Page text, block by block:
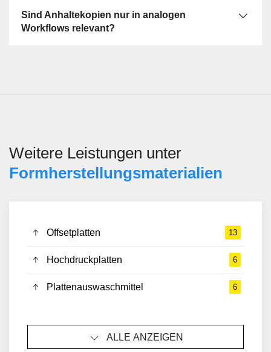
fuer Kontrolle und Anordnung. Im Unterschied zu EAN-
Masterfilmen oder Kontrollkeilen dienen Anhaltekopien
Sind Anhaltekopien nur in analogen
Workflows relevant?
Weitere Leistungen unter
Formherstellungsmaterialien
Offsetplatten 13
Hochdruckplatten 6
Plattenauswaschmittel 6
ALLE ANZEIGEN